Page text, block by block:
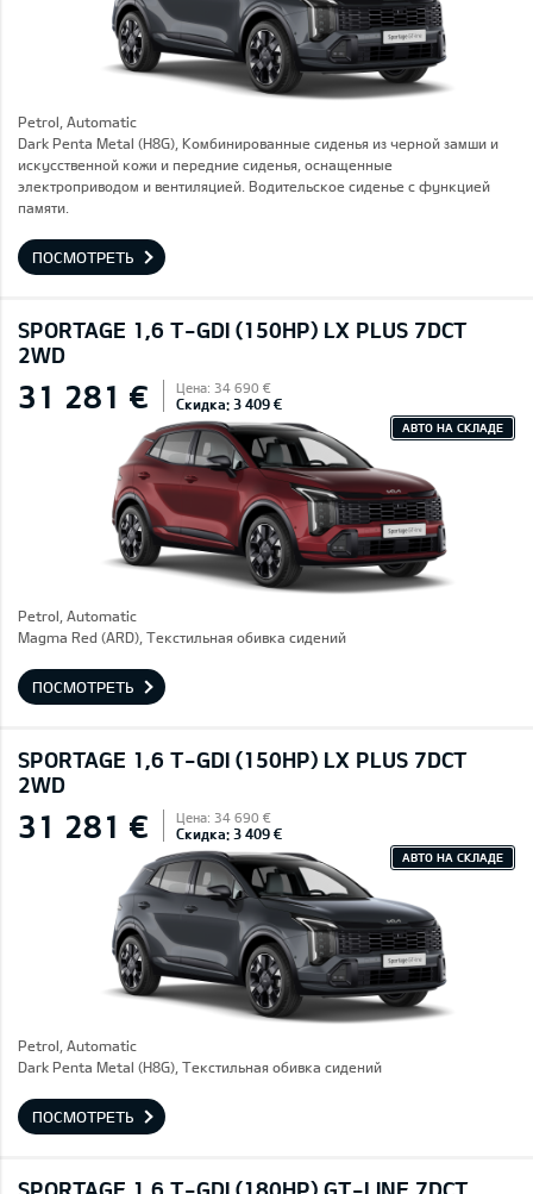
Petrol, Automatic
Dark Penta Metal (H8G), Комбинированные сиденья из черной замши и
искусственной кожи и передние сиденья, оснащенные
электроприводом и вентиляцией. Водительское сиденье с функцией
памяти.
ПОСМОТРЕТЬ
SPORTAGE 1,6 T-GDI (150HP) LX PLUS 7DCT
2WD
31 281 € Цена: 34 690 €
Скидка: 3 409 €
АВТО НА СКЛАДЕ
Petrol, Automatic
Magma Red (ARD), Текстильная обивка сидений
ПОСМОТРЕТЬ
SPORTAGE 1,6 T-GDI (150HP) LX PLUS 7DCT
2WD
31 281 € Цена: 34 690 €
Скидка: 3 409 €
АВТО НА СКЛАДЕ
Petrol, Automatic
Dark Penta Metal (H8G), Текстильная обивка сидений
ПОСМОТРЕТЬ